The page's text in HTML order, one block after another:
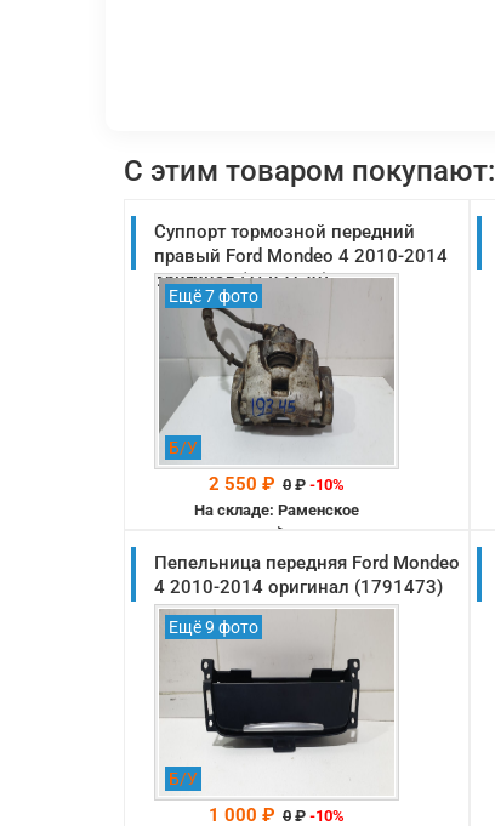
С этим товаром покупают:
Суппорт тормозной передний
правый Ford Mondeo 4 2010-2014
оригинал (1583139)
Ещё 7 фото
Б/У
2 550 ₽ 0 ₽ -10%
На складе: Раменское
-->
Пепельница передняя Ford Mondeo
4 2010-2014 оригинал (1791473)
Ещё 9 фото
Б/У
1 000 ₽ 0 ₽ -10%